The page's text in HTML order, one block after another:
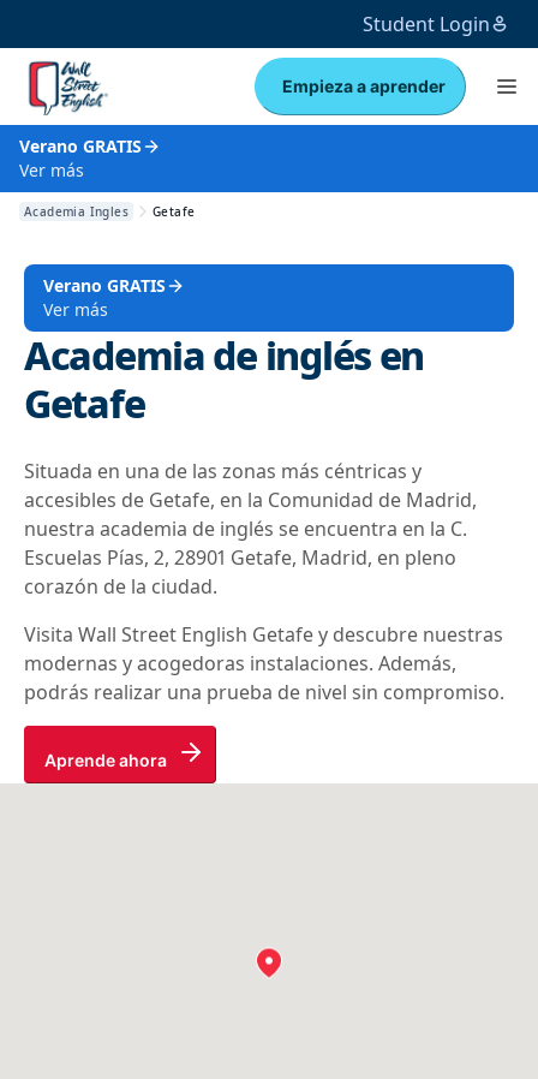
Student Login
Empieza a aprender
Verano GRATIS
Ver más
Academia Ingles Getafe
Verano GRATIS
Ver más
Academia de inglés en
Getafe
Situada en una de las zonas más céntricas y
accesibles de Getafe, en la Comunidad de Madrid,
nuestra academia de inglés se encuentra en la C.
Escuelas Pías, 2, 28901 Getafe, Madrid, en pleno
corazón de la ciudad.
Visita Wall Street English Getafe y descubre nuestras
modernas y acogedoras instalaciones. Además,
podrás realizar una prueba de nivel sin compromiso.
Aprende ahora